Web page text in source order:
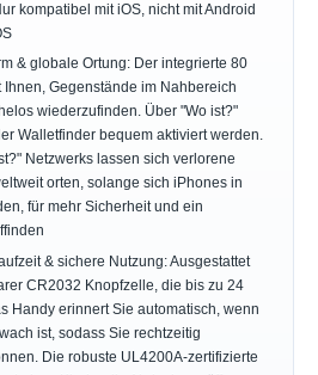
kompatibel mit iOS, nicht mit Android
& globale Ortung: Der integrierte 80
Ihnen, Gegenstände im Nahbereich
wiederzufinden. Über "Wo ist?"
Walletfinder bequem aktiviert werden.
Netzwerks lassen sich verlorene
orten, solange sich iPhones in
für mehr Sicherheit und ein
& sichere Nutzung: Ausgestattet
CR2032 Knopfzelle, die bis zu 24
Handy erinnert Sie automatisch, wenn
ist, sodass Sie rechtzeitig
Die robuste UL4200A-zertifizierte